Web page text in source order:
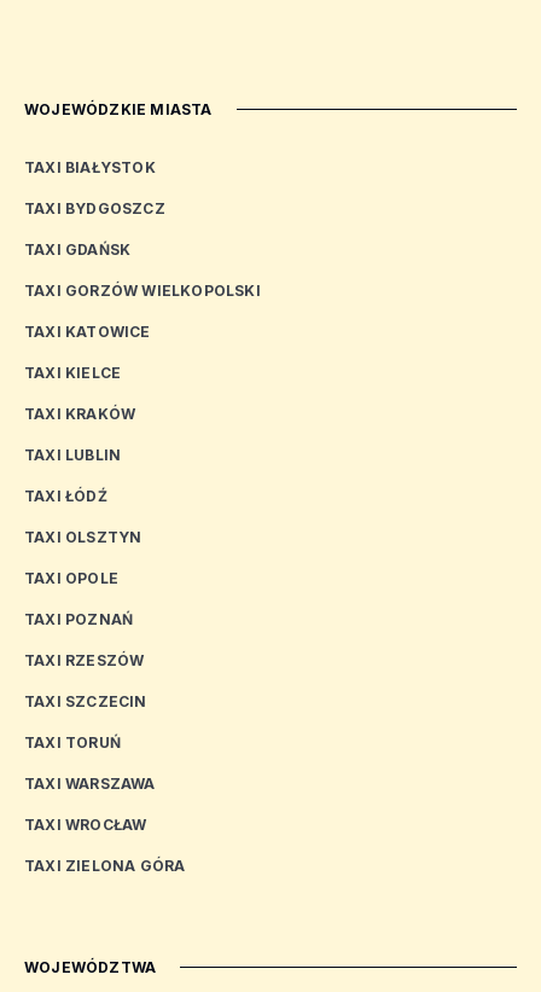
WOJEWÓDZKIE MIASTA
TAXI BIAŁYSTOK
TAXI BYDGOSZCZ
TAXI GDAŃSK
TAXI GORZÓW WIELKOPOLSKI
TAXI KATOWICE
TAXI KIELCE
TAXI KRAKÓW
TAXI LUBLIN
TAXI ŁÓDŹ
TAXI OLSZTYN
TAXI OPOLE
TAXI POZNAŃ
TAXI RZESZÓW
TAXI SZCZECIN
TAXI TORUŃ
TAXI WARSZAWA
TAXI WROCŁAW
TAXI ZIELONA GÓRA
WOJEWÓDZTWA